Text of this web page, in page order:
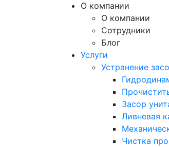
О компании
О компании
Сотрудники
Блог
Услуги
Устранение
Засор
Ливневая
Чистка